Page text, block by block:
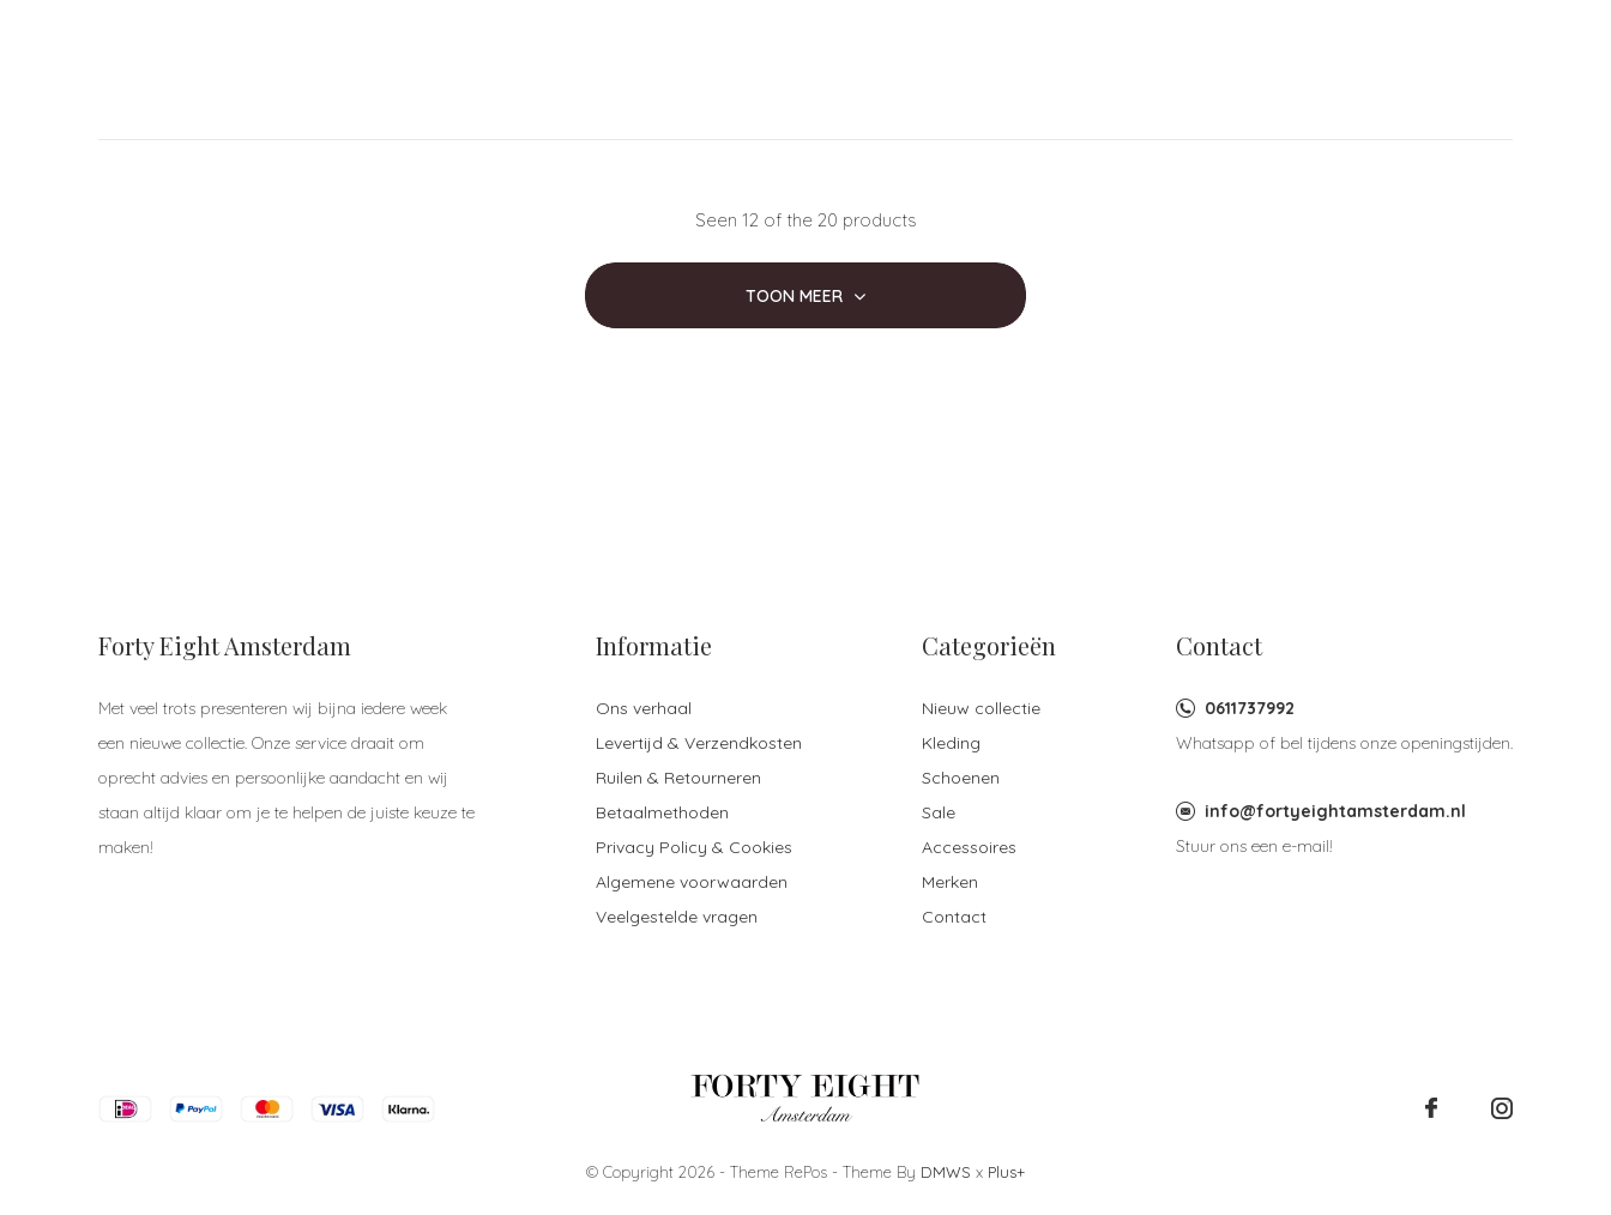
Seen 12 of the 20 products
TOON MEER
Forty Eight Amsterdam
Met veel trots presenteren wij bijna iedere week
een nieuwe collectie. Onze service draait om
oprecht advies en persoonlijke aandacht en wij
staan altijd klaar om je te helpen de juiste keuze te
maken!
Informatie
Ons verhaal
Levertijd & Verzendkosten
Ruilen & Retourneren
Betaalmethoden
Privacy Policy & Cookies
Algemene voorwaarden
Veelgestelde vragen
Categorieën
Nieuw collectie
Kleding
Schoenen
Sale
Accessoires
Merken
Contact
Contact
0611737992
Whatsapp of bel tijdens onze openingstijden.
info@fortyeightamsterdam.nl
Stuur ons een e-mail!
© Copyright 2026 - Theme RePos - Theme By DMWS x Plus+